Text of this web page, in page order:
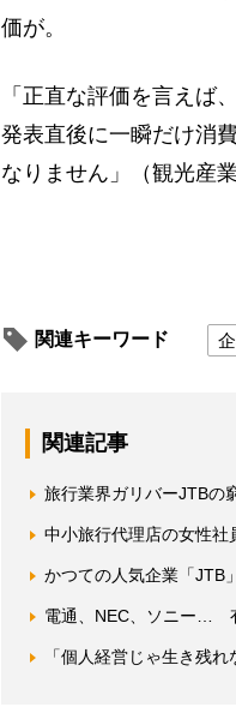
価が。
「正直な評価を言えば
発表直後に一瞬だけ消
なりません」（観光産
関連キーワード
関連記事
旅行業界ガリバーJTBの
中小旅行代理店の女性
かつての人気企業「JTB
電通、NEC、ソニー…
「個人経営じゃ生き残